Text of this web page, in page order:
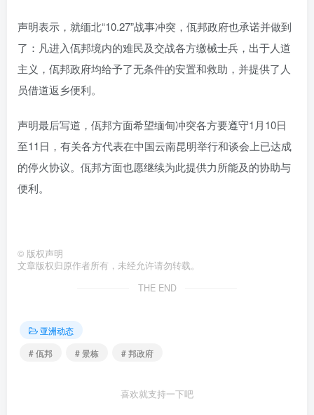
声明表示，就缅北“10.27”战事冲突，佤邦政府也承诺并做到
了：凡进入佤邦境内的难民及交战各方缴械士兵，出于人道
主义，佤邦政府均给予了无条件的安置和救助，并提供了人
员借道返乡便利。
声明最后写道，佤邦方面希望缅甸冲突各方要遵守1月10日
至11日，有关各方代表在中国云南昆明举行和谈会上已达成
的停火协议。佤邦方面也愿继续为此提供力所能及的协助与
便利。
© 版权声明
文章版权归原作者所有，未经允许请勿转载。
THE END
亚洲动态
# 佤邦
# 景栋 # 邦政府
喜欢就支持一下吧